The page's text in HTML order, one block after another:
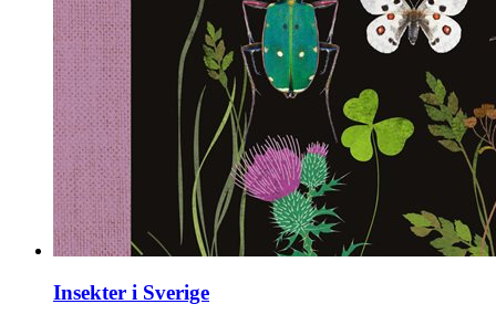
Insekter i Sverige